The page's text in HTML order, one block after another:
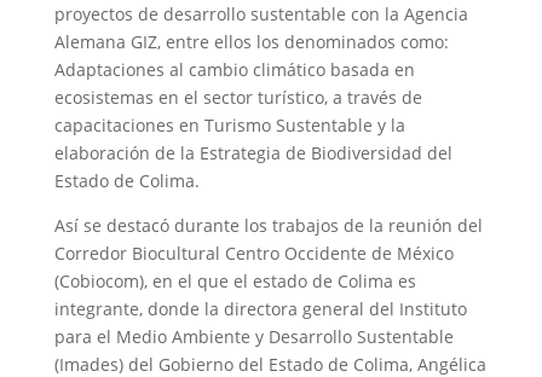
proyectos de desarrollo sustentable con la Agencia
Alemana GIZ, entre ellos los denominados como:
Adaptaciones al cambio climático basada en
ecosistemas en el sector turístico, a través de
capacitaciones en Turismo Sustentable y la
elaboración de la Estrategia de Biodiversidad del
Estado de Colima.
Así se destacó durante los trabajos de la reunión del
Corredor Biocultural Centro Occidente de México
(Cobiocom), en el que el estado de Colima es
integrante, donde la directora general del Instituto
para el Medio Ambiente y Desarrollo Sustentable
(Imades) del Gobierno del Estado de Colima, Angélica